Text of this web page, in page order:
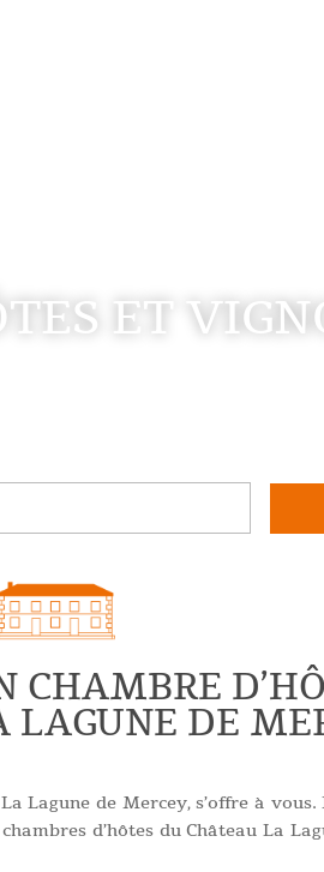
ET
CHAMBRE
DE
Lagune de Mercey, s’offre à
d’hôtes du Château La